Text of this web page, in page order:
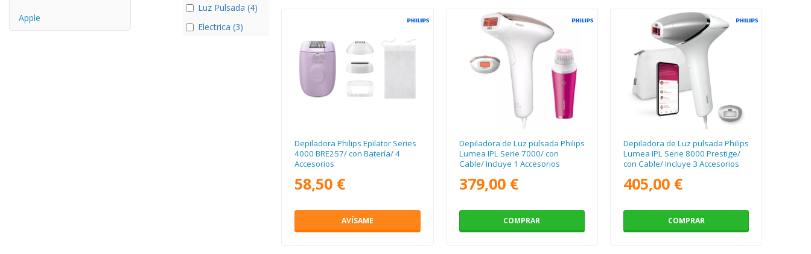
Apple
Luz Pulsada (4)
Electrica (3)
Depiladora Philips Epilator Series
4000 BRE257/ con Batería/ 4
Accesorios
58,50 €
AVÍSAME
Depiladora de Luz pulsada Philips
Lumea IPL Serie 7000/ con
Cable/ Incluye 1 Accesorios
379,00 €
COMPRAR
Depiladora de Luz pulsada Philips
Lumea IPL Serie 8000 Prestige/
con Cable/ Incluye 3 Accesorios
405,00 €
COMPRAR